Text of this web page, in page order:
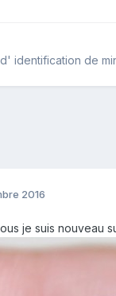
identification de
2016
je suis nouveau